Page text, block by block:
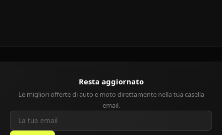
Resta aggiornato
Le migliori offerte di auto e moto direttamente nella tua casella
email.